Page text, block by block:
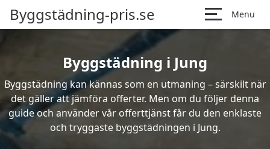
Byggstädning-pris.se Menu
Byggstädning i Jung
Byggstädning kan kännas som en utmaning – särskilt när
det gäller att jämföra offerter. Men om du följer denna
guide och använder vår offerttjänst får du den enklaste
och tryggaste byggstädningen i Jung.